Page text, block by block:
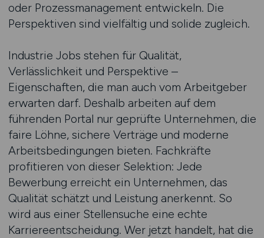
oder Prozessmanagement entwickeln. Die
Perspektiven sind vielfältig und solide zugleich.
Industrie Jobs stehen für Qualität,
Verlässlichkeit und Perspektive –
Eigenschaften, die man auch vom Arbeitgeber
erwarten darf. Deshalb arbeiten auf dem
führenden Portal nur geprüfte Unternehmen, die
faire Löhne, sichere Verträge und moderne
Arbeitsbedingungen bieten. Fachkräfte
profitieren von dieser Selektion: Jede
Bewerbung erreicht ein Unternehmen, das
Qualität schätzt und Leistung anerkennt. So
wird aus einer Stellensuche eine echte
Karriereentscheidung. Wer jetzt handelt, hat die